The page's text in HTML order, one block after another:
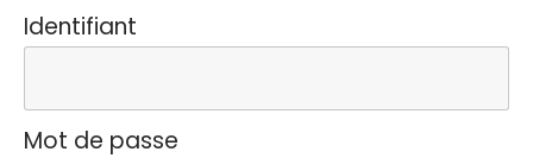
Identifiant
Mot de passe